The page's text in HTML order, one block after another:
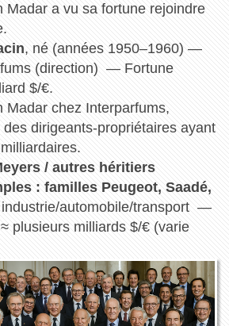
Madar a vu sa fortune rejoindre
, né (années 1950–1960) —
(direction) — Fortune
$/€.
chez Interparfums,
dirigeants-propriétaires ayant
/ autres héritiers
: familles Peugeot, Saadé,
automobile/transport —
plusieurs milliards $/€ (varie